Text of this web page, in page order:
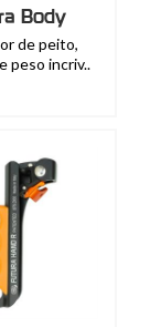
Body
de peito,
peso incriv..